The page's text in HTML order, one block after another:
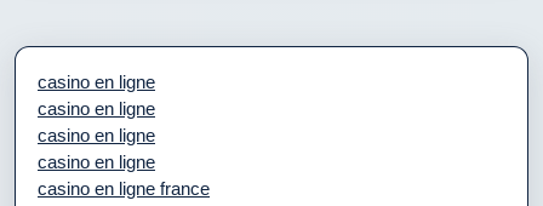
casino en ligne
casino en ligne
casino en ligne
casino en ligne
casino en ligne france